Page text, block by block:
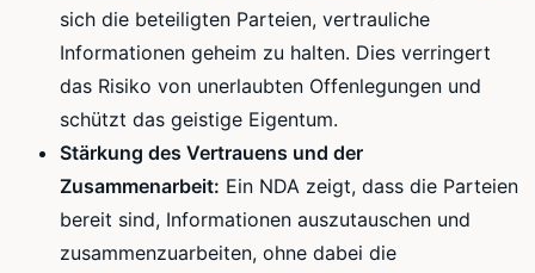
sich die beteiligten Parteien, vertrauliche
Informationen geheim zu halten. Dies verringert
das Risiko von unerlaubten Offenlegungen und
schützt das geistige Eigentum.
Stärkung des Vertrauens und der
Zusammenarbeit: Ein NDA zeigt, dass die Parteien
bereit sind, Informationen auszutauschen und
zusammenzuarbeiten, ohne dabei die